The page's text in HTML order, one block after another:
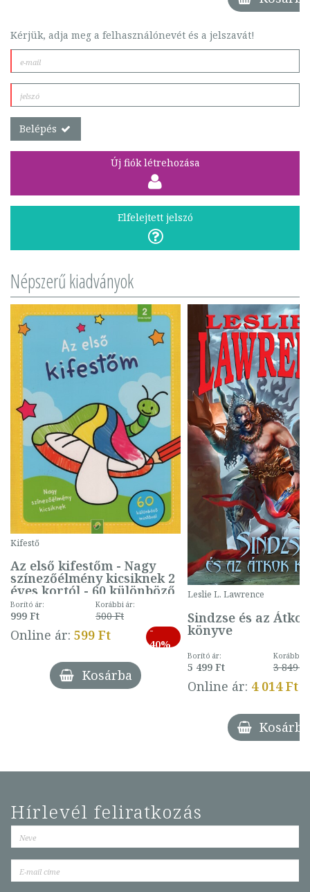
Kérjük, adja meg a felhasználónevét és a jelszavát!
Belépés
Új fiók létrehozása
Elfelejtett jelszó
Népszerű kiadványok
Kifestő
Az első kifestőm - Nagy
színezőélmény kicsiknek 2
éves kortól - 60 különböző
mintával (gombás)
Borító ár:
999 Ft
Korábbi ár:
500 Ft
Online ár: 599 Ft
-
40%
Kosárba
Leslie L. Lawrence
Sindzse és az Átkok
könyve
Borító ár:
5 499 Ft
Korábbi
3 849 Ft
Online ár: 4 014 Ft
Kosárba
Hírlevél feliratkozás